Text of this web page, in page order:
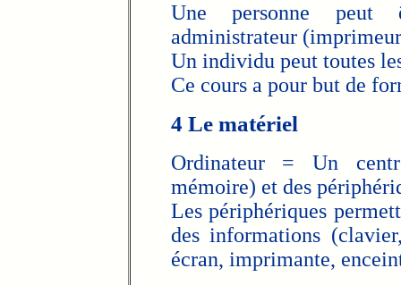
Une personne peut
administrateur
Un individu peut toutes
Ce cours a pour but de
4 Le matériel
Ordinateur = Un
mémoire) et des
Les périphériques
des informations
écran, imprimante,